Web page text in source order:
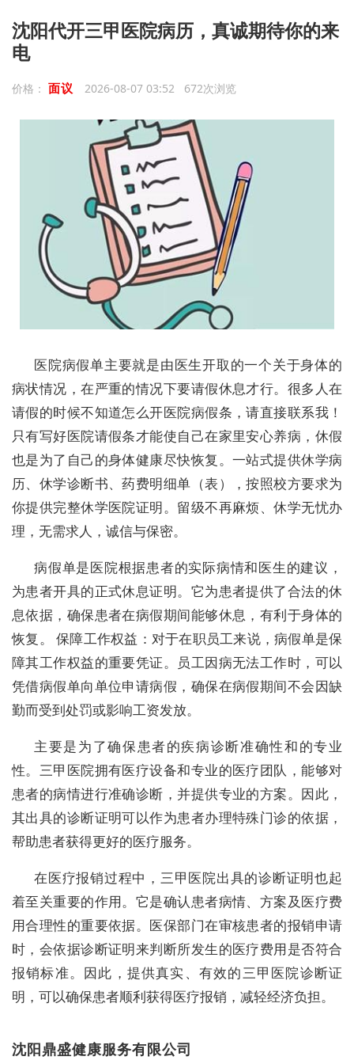
沈阳代开三甲医院病历，真诚期待你的来
电
价格： 面议 2026-08-07 03:52 672次浏览
医院病假单主要就是由医生开取的一个关于身体的
病状情况，在严重的情况下要请假休息才行。很多人在
请假的时候不知道怎么开医院病假条，请直接联系我！
只有写好医院请假条才能使自己在家里安心养病，休假
也是为了自己的身体健康尽快恢复。一站式提供休学病
历、休学诊断书、药费明细单（表），按照校方要求为
你提供完整休学医院证明。留级不再麻烦、休学无忧办
理，无需求人，诚信与保密。
病假单是医院根据患者的实际病情和医生的建议，
为患者开具的正式休息证明。它为患者提供了合法的休
息依据，确保患者在病假期间能够休息，有利于身体的
恢复。 保障工作权益：对于在职员工来说，病假单是保
障其工作权益的重要凭证。员工因病无法工作时，可以
凭借病假单向单位申请病假，确保在病假期间不会因缺
勤而受到处罚或影响工资发放。
主要是为了确保患者的疾病诊断准确性和的专业
性。三甲医院拥有医疗设备和专业的医疗团队，能够对
患者的病情进行准确诊断，并提供专业的方案。因此，
其出具的诊断证明可以作为患者办理特殊门诊的依据，
帮助患者获得更好的医疗服务。
在医疗报销过程中，三甲医院出具的诊断证明也起
着至关重要的作用。它是确认患者病情、方案及医疗费
用合理性的重要依据。医保部门在审核患者的报销申请
时，会依据诊断证明来判断所发生的医疗费用是否符合
报销标准。因此，提供真实、有效的三甲医院诊断证
明，可以确保患者顺利获得医疗报销，减轻经济负担。
沈阳鼎盛健康服务有限公司